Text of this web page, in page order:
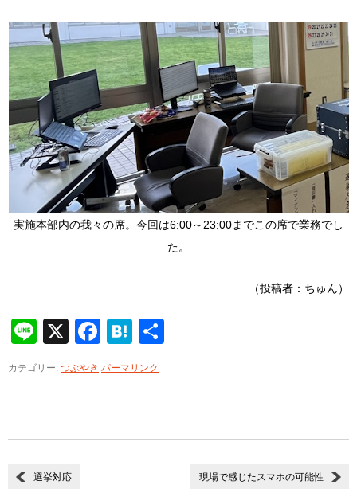
実施本部内の我々の席。今回は6:00～23:00までこの席で業務でし
た。
（投稿者：ちゅん）
Line
X Facebook
Hatena
カテゴリー: つぶやき パーマリンク
選挙対応 現場で感じたスマホの可能性